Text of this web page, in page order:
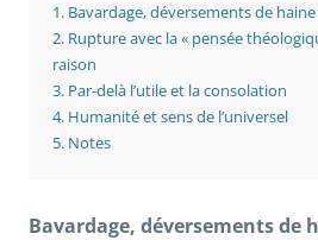
1. Bavardage, déversements de
2. Rupture avec la « pensée
raison
3. Par-delà l’utile et la consolation
4. Humanité et sens de l’universel
5. Notes
Bavardage, déversements de